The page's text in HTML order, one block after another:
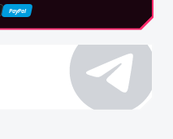
PayPal